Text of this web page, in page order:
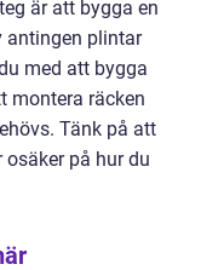
är att bygga en
antingen plintar
med att bygga
montera räcken
Tänk på att
på hur du